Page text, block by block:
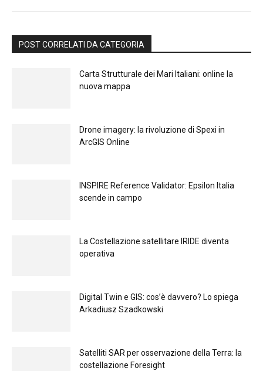
POST CORRELATI DA CATEGORIA
Carta Strutturale dei Mari Italiani: online la
nuova mappa
Drone imagery: la rivoluzione di Spexi in
ArcGIS Online
INSPIRE Reference Validator: Epsilon Italia
scende in campo
La Costellazione satellitare IRIDE diventa
operativa
Digital Twin e GIS: cos’è davvero? Lo spiega
Arkadiusz Szadkowski
Satelliti SAR per osservazione della Terra: la
costellazione Foresight